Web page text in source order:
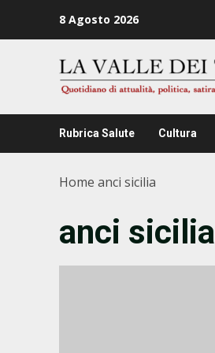
8 Agosto 2026
Rubrica Salute Cultura
Home anci sicilia
anci sicilia